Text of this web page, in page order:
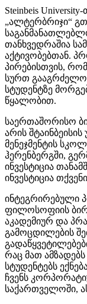
Steinbeis
„ალტერბრიჯი“
თანხვედრაშია
აქტივობებთან.
პირებისთვის,
სურთ
სტუდენტზე
წყალობით.
საერთაშორისო
არის
მენეჯმენტის
ჰერენბერგში,
ინვესტიცია
ინვესტიცია
ინტეგრირებული
ფილოსოფიის
აკადემიურ და
გამოცდილების
რაც მათ
სტუდენტებს
ჩვენს
საქართველოში,